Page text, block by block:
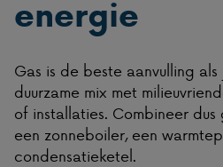
energie
Gas is de beste aanvulling
duurzame mix met
of installaties. Combineer
een zonneboiler, een
condensatieketel.